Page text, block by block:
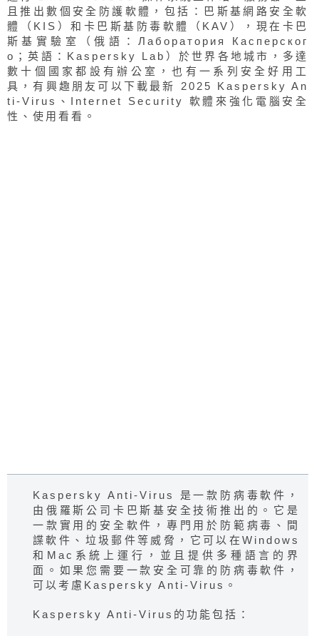
且推出數個安全防護軟體，包括：巴斯基網路安全軟
體（KIS）和卡巴斯基防毒軟體（KAV），現在卡巴
斯基實驗室（俄語：Лаборатория Касперског
о；英語：Kaspersky Lab）於世界各地城市，多達
數十個國家都設有辦公室，也有一系列安全好用工
具，有興趣朋友可以下載最新 2025 Kaspersky An
ti-Virus、Internet Security 軟體來強化電腦安全
性、使用看看。
Kaspersky Anti-Virus 是一款防病毒軟件，
由俄羅斯公司卡巴斯基安全技術推出的。它是
一款實用的安全軟件，專門用於防範病毒、間
諜軟件、垃圾郵件等威脅，它可以在Windows
和Mac系統上運行，並且提供多種語言的界
面。如果您需要一款安全可靠的防病毒軟件，
可以考慮Kaspersky Anti-Virus。
Kaspersky Anti-Virus的功能包括：